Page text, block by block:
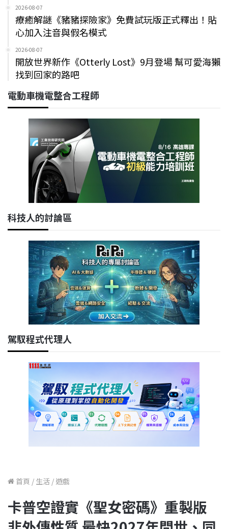
2026-08-07
療癒解謎《豬豬探險家》免費試玩版正式釋出！貼
心加入注音與假名模式
2026-08-07
開放世界新作《Otterly Lost》9月登場 幫可愛海獺
找到回家的路吧
電動車機電整合工程師
科技人的討論區
駕馭程式代理人